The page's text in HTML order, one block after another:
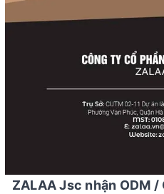
ZALAA Jsc nhận ODM